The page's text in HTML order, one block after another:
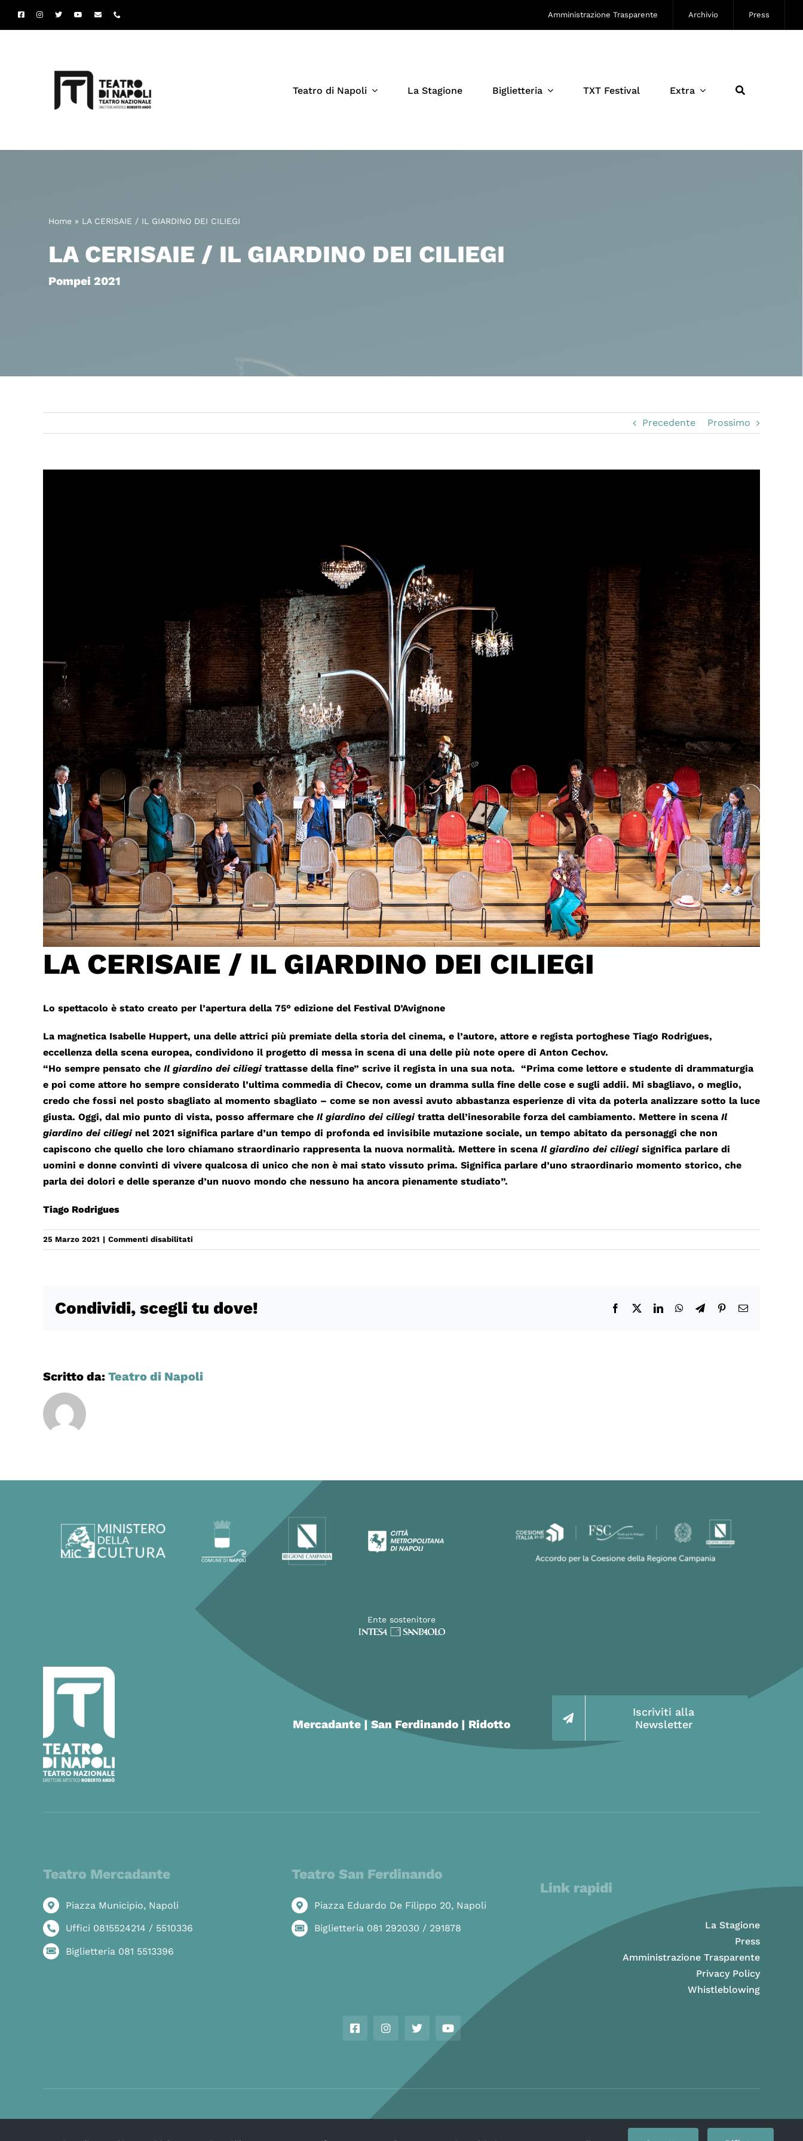
Amministrazione Trasparente Archivio Press
Teatro di Napoli La Stagione Biglietteria TXT Festival Extra
Home» LA CERISAIE / IL GIARDINO DEI CILIEGI
LA CERISAIE / IL GIARDINO DEI CILIEGI
Pompei 2021
Precedente Prossimo
LA CERISAIE / IL GIARDINO DEI CILIEGI
Lo spettacolo è stato creato per l’apertura della 75° edizione del Festival D’Avignone
La magnetica Isabelle Huppert, una delle attrici più premiate della storia del cinema, e l’autore, attore e regista portoghese Tiago Rodrigues,
eccellenza della scena europea, condividono il progetto di messa in scena di una delle più note opere di Anton Cechov.
“Ho sempre pensato che Il giardino dei ciliegitrattasse della fine” scrive il regista in una sua nota. “Prima come lettore e studente di drammaturgia
e poi come attore ho sempre considerato l’ultima commedia di Checov, come un dramma sulla fine delle cose e sugli addii. Mi sbagliavo, o meglio,
credo che fossi nel posto sbagliato al momento sbagliato – come se non avessi avuto abbastanza esperienze di vita da poterla analizzare sotto la luce
giusta. Oggi, dal mio punto di vista, posso affermare che Il giardino dei ciliegitratta dell’inesorabile forza del cambiamento. Mettere in scena Il
giardino dei cilieginel 2021 significa parlare d’un tempo di profonda ed invisibile mutazione sociale, un tempo abitato da personaggi che non
capiscono che quello che loro chiamano straordinario rappresenta la nuova normalità. Mettere in scena Il giardino dei ciliegisignifica parlare di
uomini e donne convinti di vivere qualcosa di unico che non è mai stato vissuto prima. Significa parlare d’uno straordinario momento storico, che
parla dei dolori e delle speranze d’un nuovo mondo che nessuno ha ancora pienamente studiato”.
Tiago Rodrigues
25 Marzo 2021 | Commenti disabilitatisu
LA
GIARDINO
Condividi, scegli tu dove! Facebook LinkedInWhatsApp
TelegramPinterestEmail
Scritto da: Teatro di Napoli
Ente sostenitore
Mercadante | San Ferdinando | Ridotto
Iscriviti alla
Newsletter
Teatro Mercadante
Piazza Municipio, Napoli
Uffici 0815524214 / 5510336
Biglietteria 081 5513396
Teatro San Ferdinando
Piazza Eduardo De Filippo 20, Napoli
Biglietteria 081 292030 / 291878
Link rapidi
La Stagione
Press
Amministrazione Trasparente
Privacy Policy
Whistleblowing